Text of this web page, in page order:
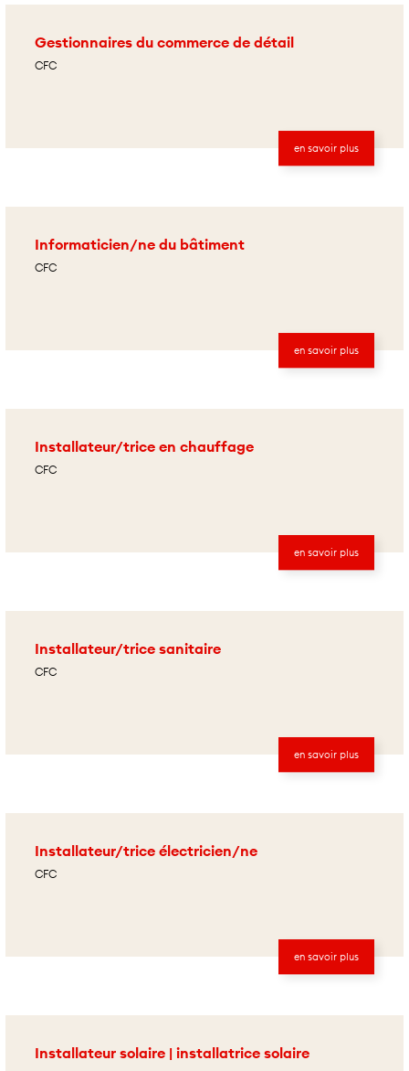
Gestionnaires du commerce de détail
CFC
en savoir plus
Informaticien/ne du bâtiment
CFC
en savoir plus
Installateur/trice en chauffage
CFC
en savoir plus
Installateur/trice sanitaire
CFC
en savoir plus
Installateur/trice électricien/ne
CFC
en savoir plus
Installateur solaire | installatrice solaire